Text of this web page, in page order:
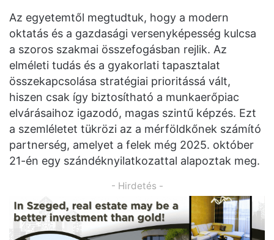
Az egyetemtől megtudtuk, hogy a modern
oktatás és a gazdasági versenyképesség kulcsa
a szoros szakmai összefogásban rejlik. Az
elméleti tudás és a gyakorlati tapasztalat
összekapcsolása stratégiai prioritássá vált,
hiszen csak így biztosítható a munkaerőpiac
elvárásaihoz igazodó, magas szintű képzés. Ezt
a szemléletet tükrözi az a mérföldkőnek számító
partnerség, amelyet a felek még 2025. október
21-én egy szándéknyilatkozattal alapoztak meg.
- Hirdetés -